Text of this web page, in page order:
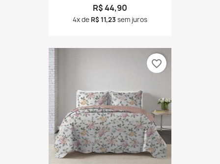
R$ 44,90
4x de R$ 11,23 sem juros
favorite_border